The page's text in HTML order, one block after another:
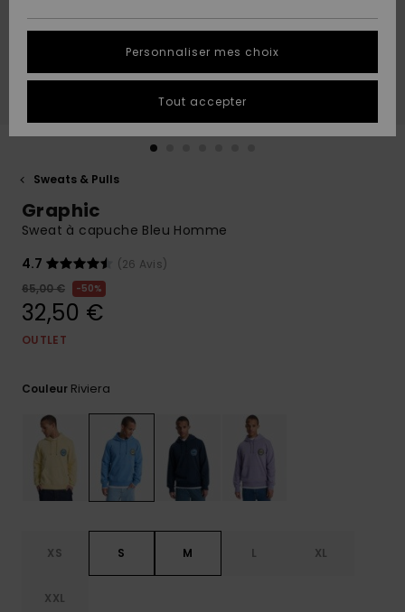
A
Découvrir
A
Découvrir
tailles
conversation
à votre
Démarrer
fréquentes
et notre
formulaire
contact.
la FAQ
QUIKSILVER
Sweats & Pulls
Graphic
Sweat à capuche Bleu Homme
4.7
(26 Avis)
65,00 €
50%
32,50 €
OUTLET
Couleur Riviera
XS S M L XL
XXL
Personnaliser mes choix
Tout accepter